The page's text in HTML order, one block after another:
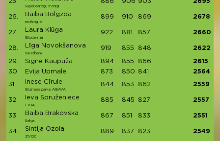
Supervaroņu treniņi
26. Baiba Bolgzda
nothing.lv
899 910 869 2678
27. Laura Klūga
Bioderma
922 881 857 2660
28. Līga Novokšanova
Swedbank
919 855 848 2622
29. Signe Kaupuža 894 855 866
2615
30.
Evija Upmale 873 850 841 2564
31. Inese Cīrule
Biznesa parks ABAVA
844 853 862 2559
32. Ieva Spruženiece
LIDA
885 845 827 2557
33. Baiba Brakovska
Selga
867 851 833 2551
34. Sintija Ozola
ZVOC
889 837 823 2549